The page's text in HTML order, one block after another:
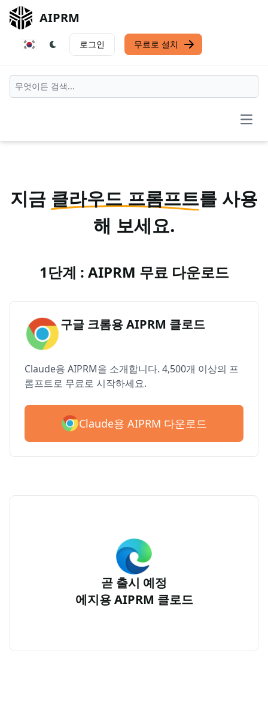
AIPRM
로그인 무료로 설치
지금 클라우드 프롬프트를 사용
해 보세요.
1단계 : AIPRM 무료 다운로드
구글 크롬용 AIPRM 클로드
Claude용 AIPRM을 소개합니다. 4,500개 이상의 프
롬프트로 무료로 시작하세요.
Claude용 AIPRM 다운로드
곧 출시 예정
에지용 AIPRM 클로드